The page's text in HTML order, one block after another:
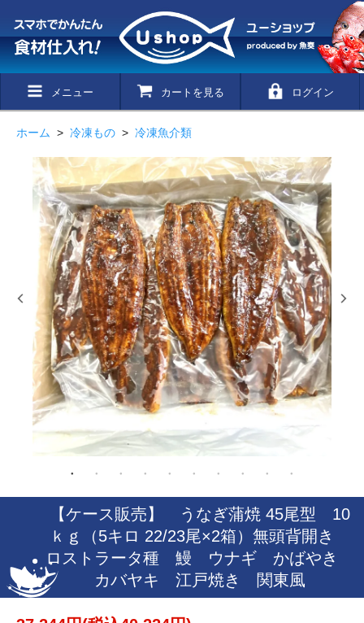
メニュー カートを見る ログイン
ホーム > 冷凍もの > 冷凍魚介類
【ケース販売】 うなぎ蒲焼 45尾型 10
ｋｇ（5キロ 22/23尾×2箱）無頭背開き
ロストラータ種 鰻 ウナギ かばやき
カバヤキ 江戸焼き 関東風